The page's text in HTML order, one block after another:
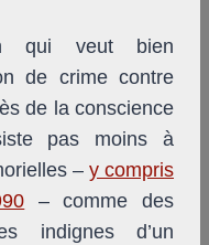
qui veut bien
de crime contre
de la conscience
pas moins à
– y compris
– comme des
indignes d’un